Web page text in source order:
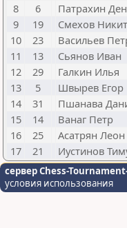
8
6 Патрахин
9
19 Смехов
10
23 Васильев
11
13 Сьянов Иван
12
29 Галкин Илья
13
5 Швырев Егор
14
31 Пшанава
15
14 Ванаг Петр
16
25 Асатрян Леон
17
21 Иустинов
сервер Chess-
условия использования